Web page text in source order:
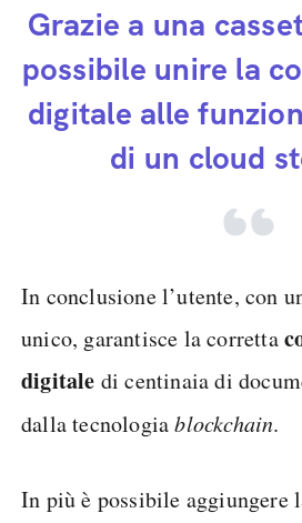
Grazie a una
possibile unire la
digitale alle
di un cloud
In conclusione l’utente, con
unico, garantisce la corretta
digitale di centinaia di
dalla tecnologiablockchain.
In più è possibile aggiungere